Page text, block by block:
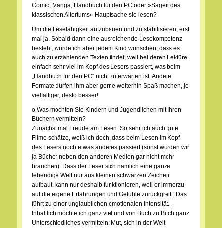
Comic, Manga, Handbuch für den PC oder »Sagen des
klassischen Altertums« Hauptsache sie lesen?
Um die Lesefähigkeit aufzubauen und zu stabilisieren, erst
mal ja. Sobald dann eine ausreichende Lesekompetenz
besteht, würde ich aber jedem Kind wünschen, dass es
auch zu erzählenden Texten findet, weil bei deren Lektüre
einfach sehr viel im Kopf des Lesers passiert, was beim
„Handbuch für den PC“ nicht zu erwarten ist. Andere
Formate dürfen ihm aber gerne weiterhin Spaß machen, je
vielfältiger, desto besser!
o Was möchten Sie Kindern und Jugendlichen mit Ihren
Büchern vermitteln?
Zunächst mal Freude am Lesen. So sehr ich auch gute
Filme schätze, weiß ich doch, dass beim Lesen im Kopf
des Lesers noch etwas anderes passiert (sonst würden wir
ja Bücher neben den anderen Medien gar nicht mehr
brauchen): Dass der Leser sich nämlich eine ganze
lebendige Welt nur aus kleinen schwarzen Zeichen
aufbaut, kann nur deshalb funktionieren, weil er immerzu
auf die eigene Erfahrungen und Gefühle zurückgreift. Das
führt zu einer unglaublichen emotionalen Intensität. –
Inhaltlich möchte ich ganz viel und von Buch zu Buch ganz
Unterschiedliches vermitteln: Mut, sich in der Welt